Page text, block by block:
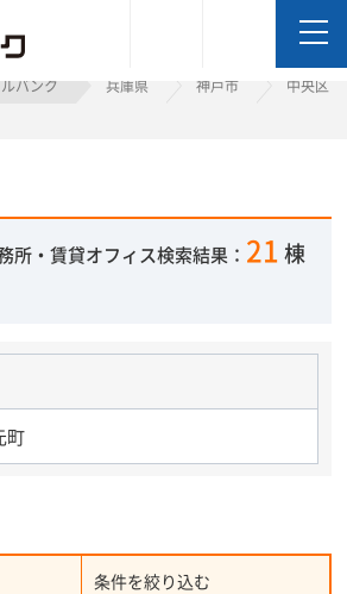
バンク 兵庫県 神戸市
中央区
所・賃貸オフィス検索結果： 21棟
町
条件を絞り込む